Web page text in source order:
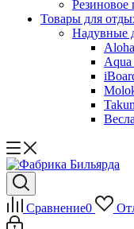
Резиновое
Товары для
Надувные
Aqua
Сравнение0